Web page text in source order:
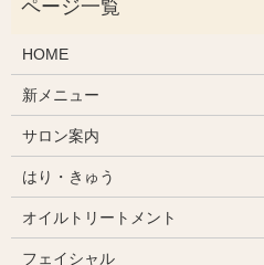
HOME
新メニュー
サロン案内
はり・きゅう
オイルトリートメント
フェイシャル